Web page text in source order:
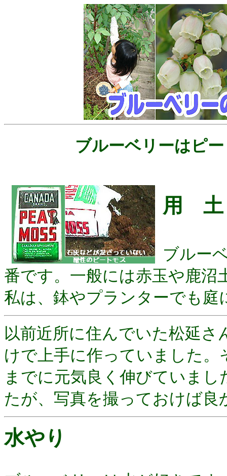
ブルーベリーはピ
用 土
ブルー
番です。一般には赤玉や鹿沼
私は、鉢やプランターでも
以前近所に住んでいた松延
けで上手に作っていました
までに元気良く伸びていま
たが、写真を撮っておけば
水やり